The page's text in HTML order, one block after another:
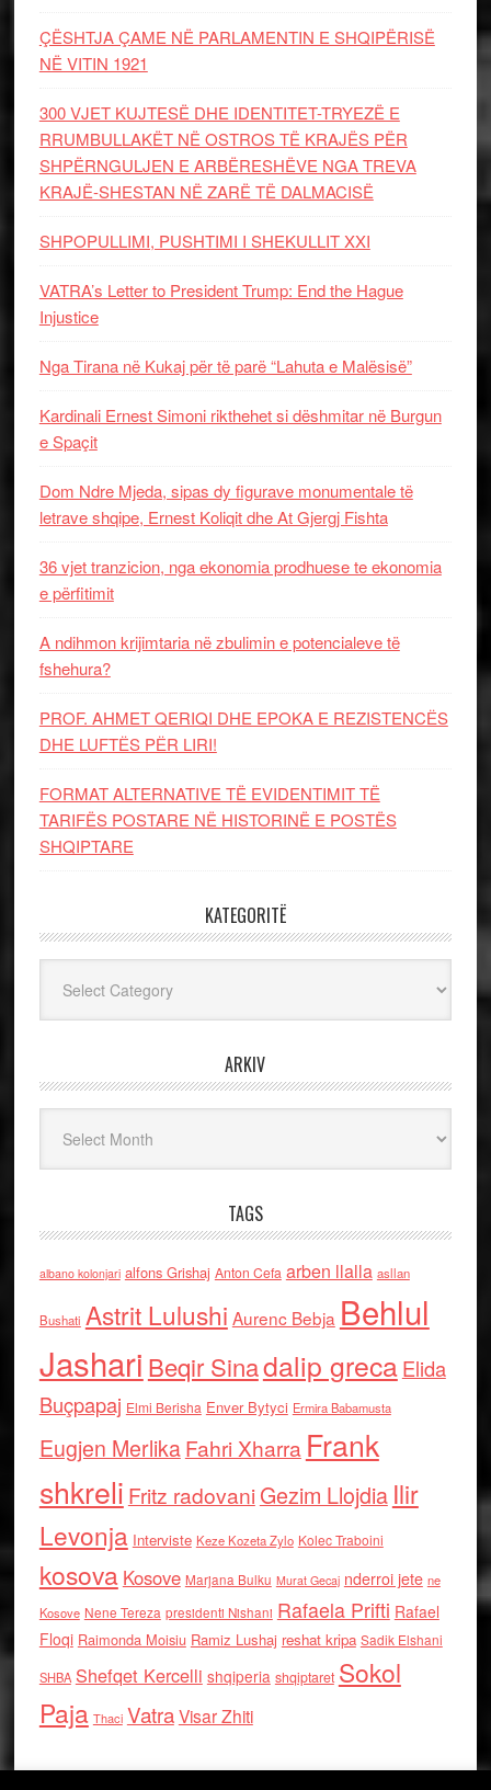
ÇËSHTJA ÇAME NË PARLAMENTIN E SHQIPËRISË
NË VITIN 1921
300 VJET KUJTESË DHE IDENTITET-TRYEZË E
RRUMBULLAKËT NË OSTROS TË KRAJËS PËR
SHPËRNGULJEN E ARBËRESHËVE NGA TREVA
KRAJË-SHESTAN NË ZARË TË DALMACISË
SHPOPULLIMI, PUSHTIMI I SHEKULLIT XXI
VATRA’s Letter to President Trump: End the Hague
Injustice
Nga Tirana në Kukaj për të parë “Lahuta e Malësisë”
Kardinali Ernest Simoni rikthehet si dëshmitar në Burgun
e Spaçit
Dom Ndre Mjeda, sipas dy figurave monumentale të
letrave shqipe, Ernest Koliqit dhe At Gjergj Fishta
36 vjet tranzicion, nga ekonomia prodhuese te ekonomia
e përfitimit
A ndihmon krijimtaria në zbulimin e potencialeve të
fshehura?
PROF. AHMET QERIQI DHE EPOKA E REZISTENCЁS
DHE LUFTЁS PЁR LIRI!
FORMAT ALTERNATIVE TË EVIDENTIMIT TË
TARIFËS POSTARE NË HISTORINË E POSTËS
SHQIPTARE
KATEGORITË
ARKIV
TAGS
albano kolonjari alfons Grishaj Anton Cefa arben llalla asllan
Bushati Astrit Lulushi Aurenc Bebja Behlul
Jashari Beqir Sinadalip grecaElida
Buçpapaj Elmi Berisha Enver Bytyci Ermira Babamusta
Eugjen MerlikaFahri Xharra Frank
shkreli Fritz radovaniGezim Llojdia Ilir
Levonja Interviste Keze Kozeta Zylo Kolec Traboini
kosova Kosove Marjana Bulku Murat Gecaj nderroi jete ne
Kosove Nene Tereza presidenti Nishani Rafaela Prifti Rafael
Floqi Raimonda Moisiu Ramiz Lushaj reshat kripa Sadik Elshani
SHBA Shefqet Kercelli shqiperia shqiptaret Sokol
Paja Thaci VatraVisar Zhiti